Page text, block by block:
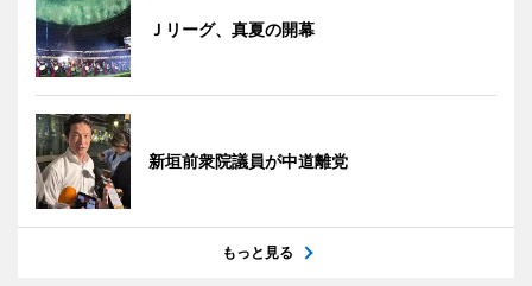
Ｊリーグ、真夏の開幕
新垣前衆院議員が中道離党
もっと見る